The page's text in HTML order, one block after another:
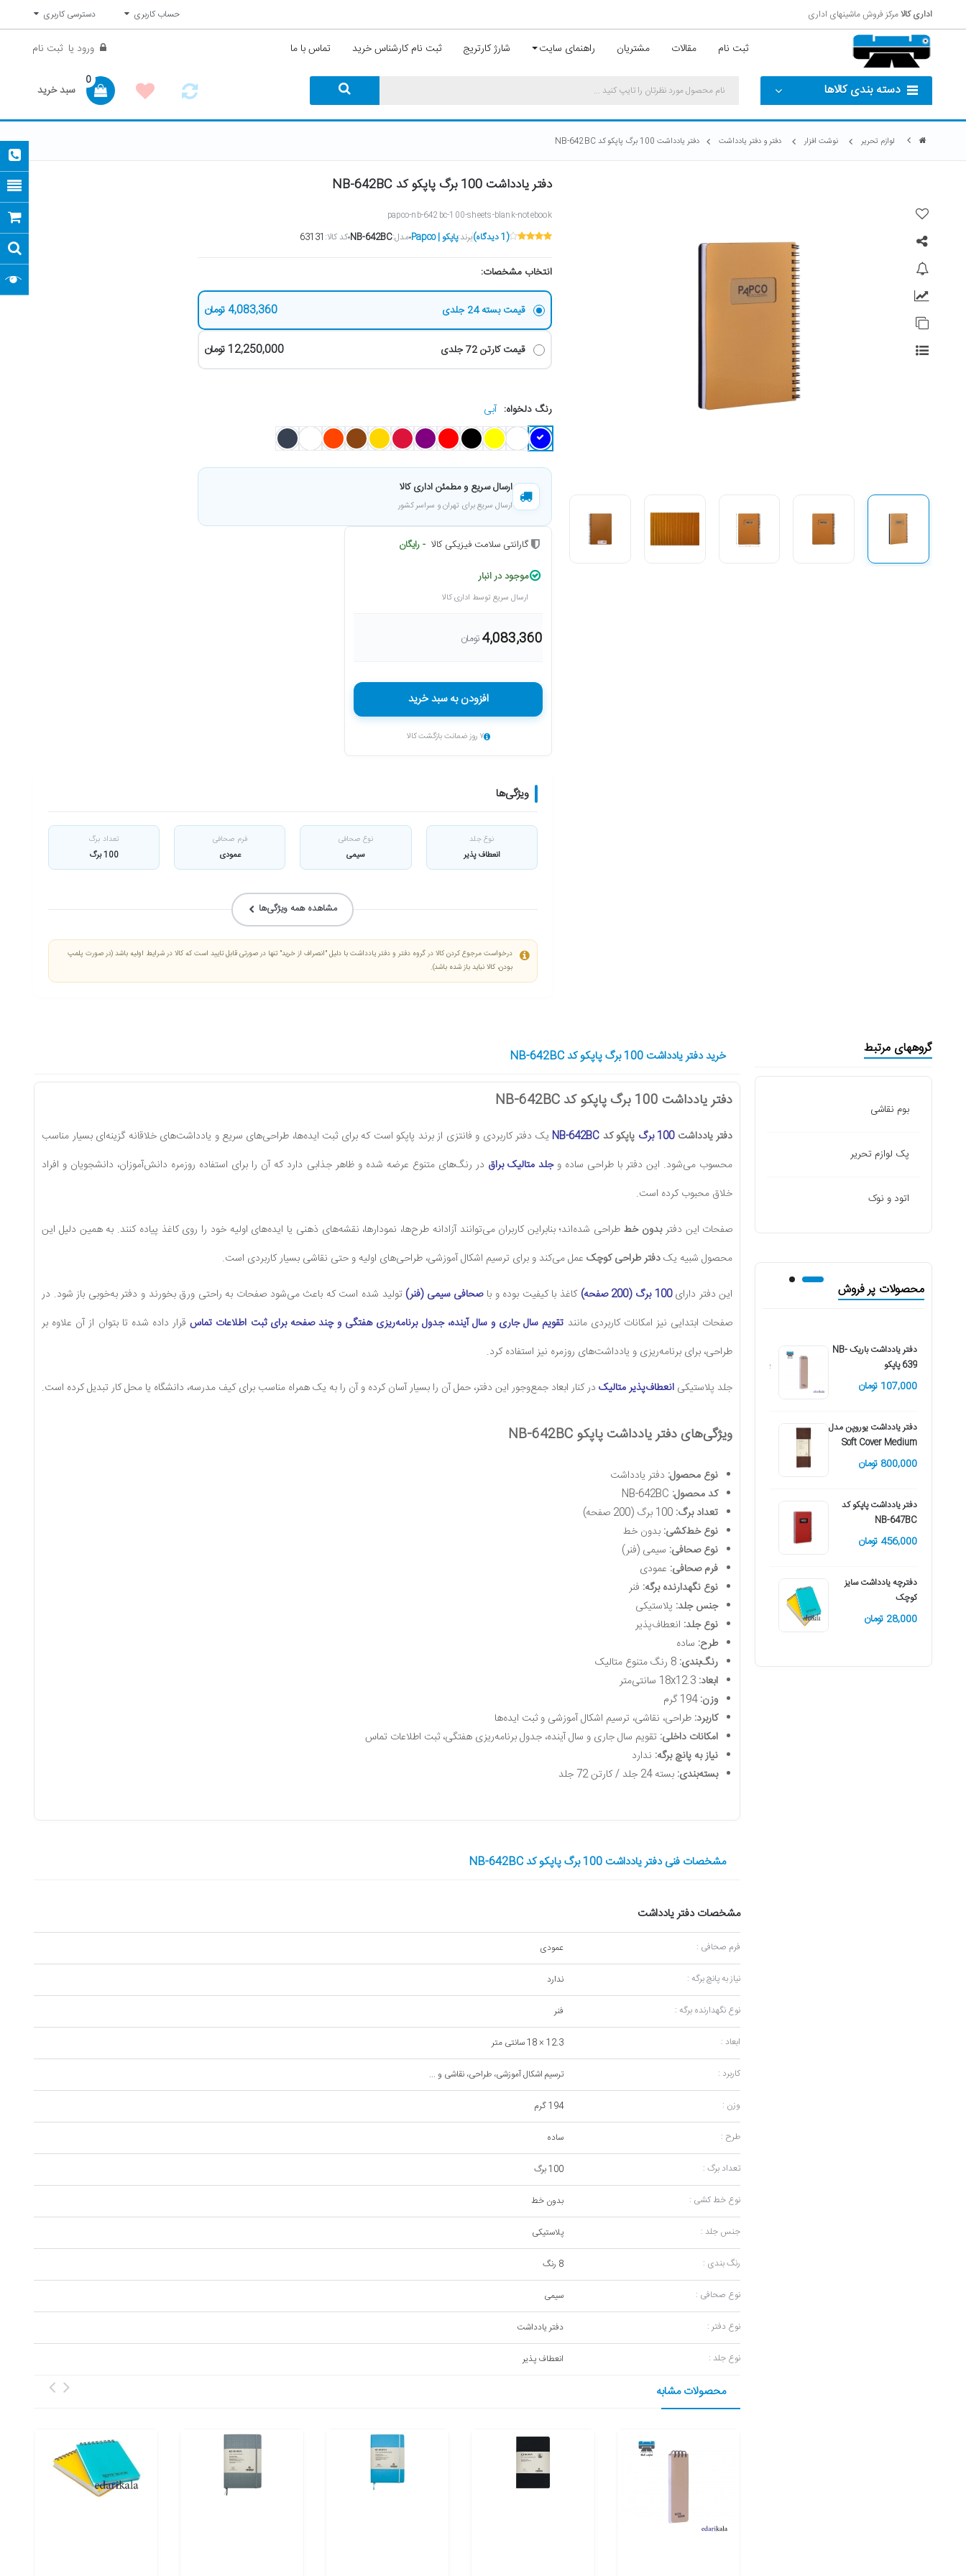
اداری کالامرکز فروش ماشینهای اداری حساب کاربری دسترسی کاربری
ثبت نام مقالات مشتریان راهنمای سایت شارژ کارتریج ثبت نام کارشناس خرید تماس با ما ورود یا ثبت نام
دسته بندی کالاها سبد خرید
0
لوازم تحریر نوشت افزار دفتر و دفتر یادداشت دفتر یادداشت 100 برگ پاپکو کد NB-642BC
دفتر یادداشت 100 برگ پاپکو کد NB-642BC
papco-nb-642bc-100-sheets-blank-notebook
(1 دیدگاه) برند:پاپکو | Papco مدل:NB-642BCکد کالا: 63131
انتخاب مشخصات:
قیمت بسته 24 جلدی 4,083,360تومان
قیمت کارتن 72 جلدی 12,250,000تومان
رنگ دلخواه: آبی
ارسال سریع و مطمئن اداری کالا
ارسال سریع برای تهران و سراسر کشور
گارانتی سلامت فیزیکی کالا - رایگان
موجود در انبار
ارسال سریع توسط اداری کالا
4,083,360تومان
افزودن به سبد خرید
۷ روز ضمانت بازگشت کالا
ویژگی‌ها
نوع جلد
انعطاف پذیر
نوع صحافی
سیمی
فرم صحافی
عمودی
تعداد برگ
100 برگ
مشاهده همه ویژگی‌ها
درخواست مرجوع کردن کالا در گروه دفتر و دفتر یادداشت با دلیل "انصراف از خرید" تنها در صورتی قابل تایید است که کالا در شرایط اولیه باشد (در صورت پلمپ
بودن، کالا نباید باز شده باشد).
گروههای مرتبط
بوم نقاشی
پک لوازم تحریر
اتود و نوک
محصولات پر فروش
دفتر یادداشت باریک NB-
639 پاپکو
107,000 تومان
دفتر یادداشت یوروپن مدل
Soft Cover Medium
800,000 تومان
دفتر یادداشت پاپکو کد
NB-647BC
456,000 تومان
دفترچه یادداشت سایز
کوچک
28,000 تومان
دفتر A4 مات کد A4-635
دفتر یادداشت یوروپن مدل
SOFTCOVER SLIM
خرید دفتر یادداشت 100 برگ پاپکو کد NB-642BC
دفتر یادداشت 100 برگ پاپکو کد NB-642BC
دفتر یادداشت100 برگ پاپکو کد NB-642BC یک دفتر کاربردی و فانتزی از برند پاپکو است که برای ثبت ایده‌ها، طراحی‌های سریع و یادداشت‌های خلاقانه گزینه‌ای بسیار مناسب
محسوب می‌شود. این دفتر با طراحی ساده وجلد متالیک براق در رنگ‌های متنوع عرضه شده و ظاهر جذابی دارد که آن را برای استفاده روزمره دانش‌آموزان، دانشجویان و افراد
خلاق محبوب کرده است.
صفحات این دفتربدون خط طراحی شده‌اند؛ بنابراین کاربران می‌توانند آزادانه طرح‌ها، نمودارها، نقشه‌های ذهنی یا ایده‌های اولیه خود را روی کاغذ پیاده کنند. به همین دلیل این
محصول شبیه یکدفتر طراحی کوچکعمل می‌کند و برای ترسیم اشکال آموزشی، طراحی‌های اولیه و حتی نقاشی بسیار کاربردی است.
این دفتر دارای100 برگ (200 صفحه) کاغذ با کیفیت بوده و باصحافی سیمی (فنر) تولید شده است که باعث می‌شود صفحات به راحتی ورق بخورند و دفتر به‌خوبی باز شود. در
صفحات ابتدایی نیز امکانات کاربردی مانند تقویم سال جاری و سال آینده، جدول برنامه‌ریزی هفتگی و چند صفحه برای ثبت اطلاعات تماسقرار داده شده تا بتوان از آن علاوه بر
طراحی، برای برنامه‌ریزی و یادداشت‌های روزمره نیز استفاده کرد.
جلد پلاستیکی انعطاف‌پذیر متالیکدر کنار ابعاد جمع‌وجور این دفتر، حمل آن را بسیار آسان کرده و آن را به یک همراه مناسب برای کیف مدرسه، دانشگاه یا محل کار تبدیل کرده است.
ویژگی‌های دفتر یادداشت پاپکو NB-642BC
نوع محصول: دفتر یادداشت
کد محصول:
تعداد برگ:
نوع خط‌کشی: بدون خط
نوع صحافی: سیمی (فنر)
فرم صحافی: عمودی
نوع نگهدارنده برگه: فنر
جنس جلد: پلاستیکی
نوع جلد: انعطاف‌پذیر
طرح: ساده
رنگ‌بندی:
ابعاد:
وزن:194 گرم
کاربرد: طراحی، نقاشی، ترسیم اشکال آموزشی و ثبت ایده‌ها
امکانات داخلی: تقویم سال جاری و سال آینده، جدول برنامه‌ریزی هفتگی، ثبت اطلاعات تماس
نیاز به پانچ برگه: ندارد
بسته‌بندی: بسته 24 جلد / کارتن 72 جلد
مشخصات فنی دفتر یادداشت 100 برگ پاپکو کد NB-642BC
مشخصات دفتر یادداشت
فرم صحافی : عمودی
نیاز به پانچ برگه : ندارد
نوع نگهدارنده برگه : فنر
ابعاد : 12.3 × 18 سانتی متر
کاربرد : ترسیم اشکال آموزشی، طراحی، نقاشی و ...
وزن : 194 گرم
طرح : ساده
تعداد برگ : 100 برگ
نوع خط کشی : بدون خط
جنس جلد : پلاستیکی
رنگ بندی : 8 رنگ
نوع صحافی : سیمی
نوع دفتر : دفتر یادداشت
نوع جلد : انعطاف پذیر
محصولات مشابه